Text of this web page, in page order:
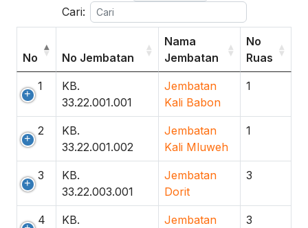
Cari:
No No Jembatan
Nama
Jembatan
No
Ruas
1
KB.
33.22.001.001
Jembatan
Kali Babon
1
2
KB.
33.22.001.002
Jembatan
Kali Mluweh
1
3
KB.
33.22.003.001
Jembatan
Dorit
3
4
KB.
Jembatan
3